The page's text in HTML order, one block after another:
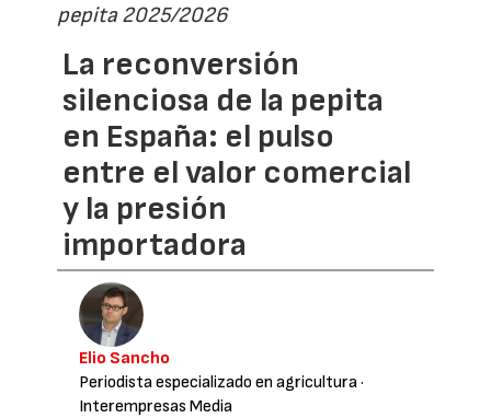
pepita 2025/2026
La reconversión
silenciosa de la pepita
en España: el pulso
entre el valor comercial
y la presión
importadora
Elio Sancho
Periodista especializado en agricultura·
Interempresas Media